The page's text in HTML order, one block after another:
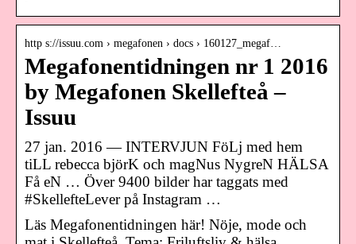
http s://issuu.com › megafonen › docs › 160127_megaf…
Megafonentidningen nr 1 2016
by Megafonen Skellefteå –
Issuu
27 jan. 2016 — INTERVJUN FöLj med hem
tiLL rebecca björK och magNus NygreN HÄLSA
Få eN … Över 9400 bilder har taggats med
#SkellefteLever på Instagram …
Läs Megafonentidningen här! Nöje, mode och